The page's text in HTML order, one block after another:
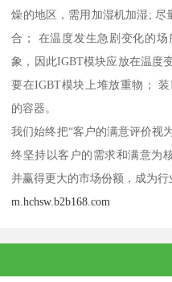
燥的地区，需用加湿机加湿; 尽
合； 在温度发生急剧变化的
象，因此IGBT模块应放在温度
要在IGBT模块上堆放重物；
的容器。
我们始终把“客户的满意评价视
终坚持以客户的需求和满意为
并赢得更大的市场份额，成为行
m.hchsw.b2b168.com